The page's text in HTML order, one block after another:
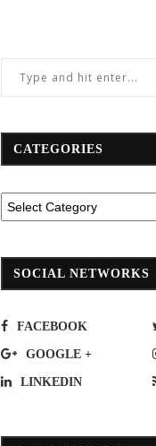
CATEGORIES
SOCIAL NETWORKS
FACEBOOK
GOOGLE +
LINKEDIN